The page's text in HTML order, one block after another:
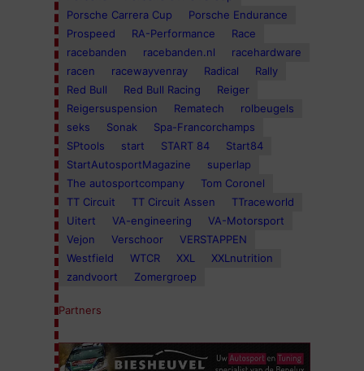
Porsche Carrera Cup
Porsche Endurance
Prospeed
RA-Performance
Race
racebanden
racebanden.nl
racehardware
racen
racewayvenray Radical
Rally
Red Bull
Red Bull Racing
Reiger
Reigersuspension
Rematech
rolbeugels
seks
Sonak
Spa-Francorchamps
SPtools
start START 84
Start84
StartAutosportMagazine
superlap
The autosportcompany
Tom Coronel
TT Circuit
TT Circuit Assen
TTraceworld
Uitert
VA-engineering
VA-Motorsport
Vejon
Verschoor
VERSTAPPEN
Westfield
WTCR XXL
XXLnutrition
zandvoort
Zomergroep
Partners